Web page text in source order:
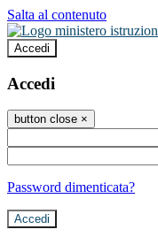
Salta al contenuto
Accedi
Accedi
button close ×
Password dimenticata?